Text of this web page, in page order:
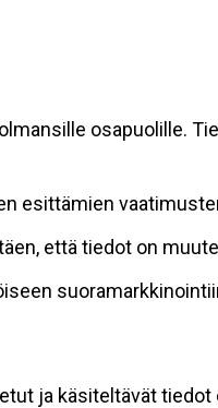
osapuolille.
esittämien
että tiedot on
ja käsiteltävät tiedot